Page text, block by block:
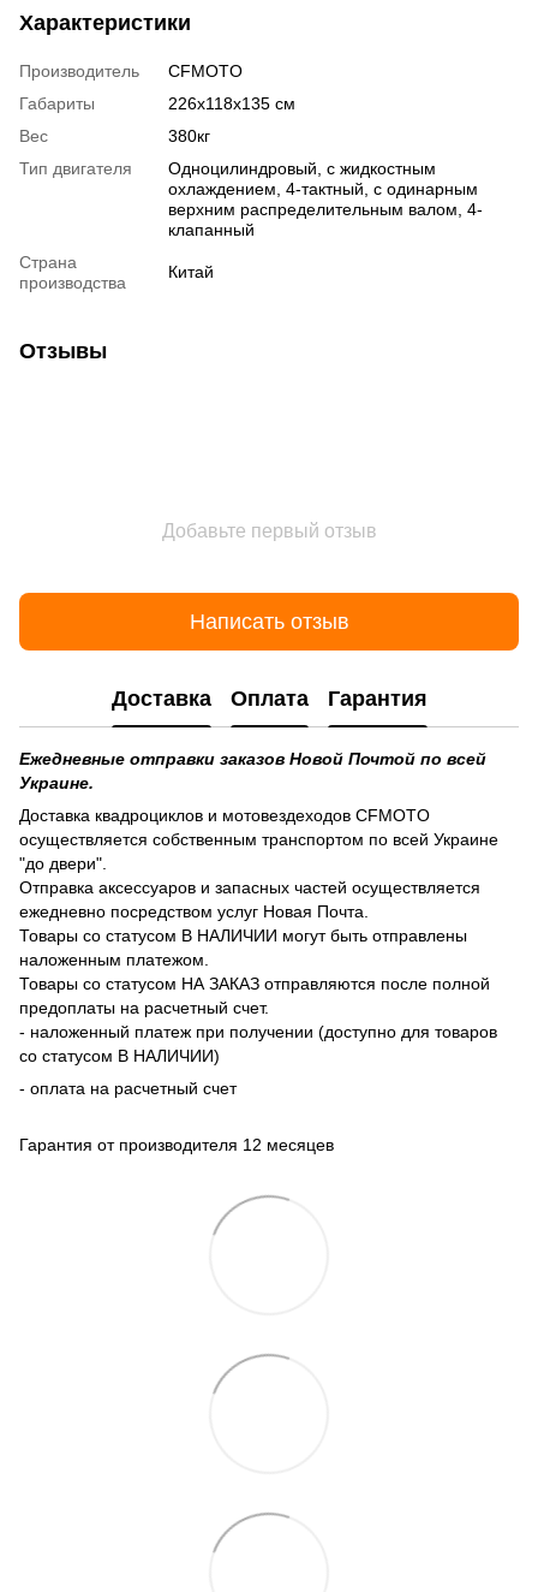
Характеристики
Производитель
CFMOTO
Габариты
226x118x135 см
Вес
380кг
Тип двигателя
Одноцилиндровый, с жидкостным
охлаждением, 4-тактный, с одинарным
верхним распределительным валом, 4-
клапанный
Страна
производства
Китай
Отзывы
Добавьте первый отзыв
Написать отзыв
Доставка Оплата Гарантия
Ежедневные отправки заказов Новой Почтой по всей
Украине.
Доставка квадроциклов и мотовездеходов CFMOTO
осуществляется собственным транспортом по всей Украине
"до двери".
Отправка аксессуаров и запасных частей осуществляется
ежедневно посредством услуг Новая Почта.
Товары со статусом В НАЛИЧИИ могут быть отправлены
наложенным платежом.
Товары со статусом НА ЗАКАЗ отправляются после полной
предоплаты на расчетный счет.
- наложенный платеж при получении (доступно для товаров
со статусом В НАЛИЧИИ)
- оплата на расчетный счет
Гарантия от производителя 12 месяцев